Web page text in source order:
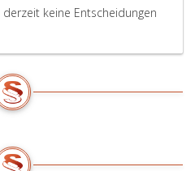
keine Entscheidungen